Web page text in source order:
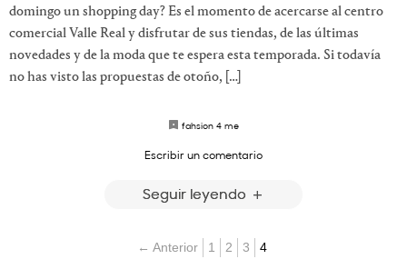
domingo un shopping day? Es el momento de acercarse al centro
comercial Valle Real y disfrutar de sus tiendas, de las últimas
novedades y de la moda que te espera esta temporada. Si todavía
no has visto las propuestas de otoño, […]
fahsion 4 me
Escribir un comentario
Seguir leyendo
← Anterior 1 2 3 4